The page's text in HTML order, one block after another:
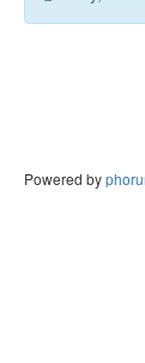
Powered by